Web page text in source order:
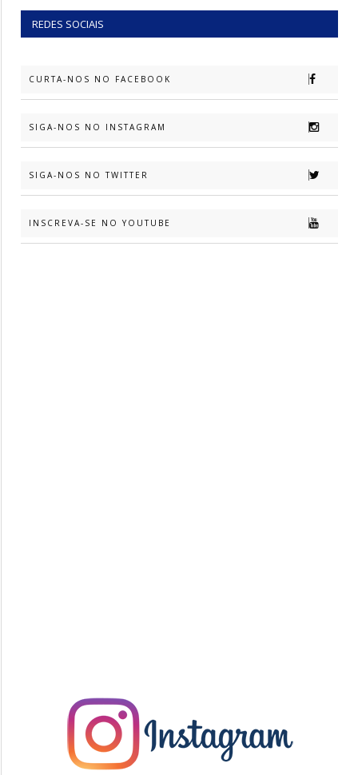
REDES SOCIAIS
CURTA-NOS NO FACEBOOK
SIGA-NOS NO INSTAGRAM
SIGA-NOS NO TWITTER
INSCREVA-SE NO YOUTUBE